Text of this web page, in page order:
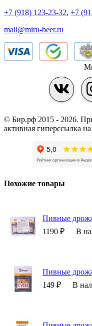
+7 (918) 123-23-32, +7
mail@miru-beer.ru
© Бир.рф 2015 - 2026.
активная гиперссылка на
Похожие товары
Пивные
1190 ₽
В
Пивные
149 ₽
В